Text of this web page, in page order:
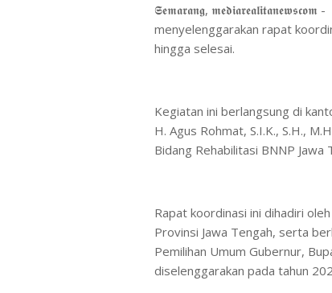
𝕾𝖊𝖒𝖆𝖗𝖆𝖓𝖌,
menyelenggarakan rapat
hingga selesai.
Kegiatan ini berlangsung di
H. Agus Rohmat, S.I.K., S.H.,
Bidang Rehabilitasi BNNP Jawa
Rapat koordinasi ini dihadiri
Provinsi Jawa Tengah, serta
Pemilihan Umum Gubernur,
diselenggarakan pada tahun